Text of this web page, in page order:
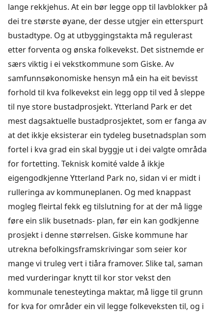
lange rekkjehus. At ein bør legge opp til lavblokker på
dei tre største øyane, der desse utgjer ein etterspurt
bustadtype. Og at utbyggingstakta må regulerast
etter forventa og ønska folkevekst. Det sistnemde er
særs viktig i ei vekstkommune som Giske. Av
samfunnsøkonomiske hensyn må ein ha eit bevisst
forhold til kva folkevekst ein legg opp til ved å sleppe
til nye store bustadprosjekt. Ytterland Park er det
mest dagsaktuelle bustadprosjektet, som er fanga av
at det ikkje eksisterar ein tydeleg busetnadsplan som
fortel i kva grad ein skal byggje ut i dei valgte områda
for fortetting. Teknisk komité valde å ikkje
eigengodkjenne Ytterland Park no, sidan vi er midt i
rulleringa av kommuneplanen. Og med knappast
mogleg fleirtal fekk eg tilslutning for at der må ligge
føre ein slik busetnads- plan, før ein kan godkjenne
prosjekt i denne størrelsen. Giske kommune har
utrekna befolkingsframskrivingar som seier kor
mange vi truleg vert i tiåra framover. Slike tal, saman
med vurderingar knytt til kor stor vekst den
kommunale tenesteytinga maktar, må ligge til grunn
for kva for områder ein vil legge folkeveksten til, og i